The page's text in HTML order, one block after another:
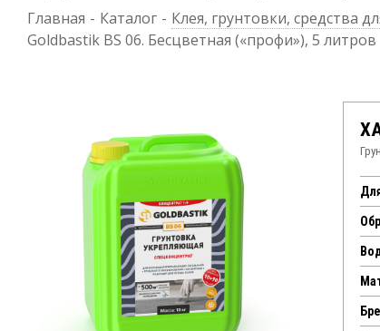
Главная - Каталог - Клея, грунтовки, средства
Goldbastik BS 06. Бесцветная («профи»), 5 литров